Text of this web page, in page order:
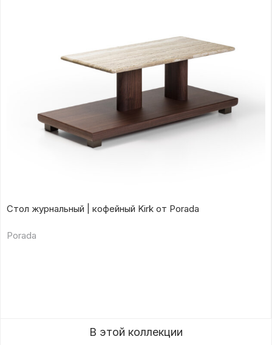
Стол журнальный | кофейный Kirk от Porada
Porada
В этой коллекции